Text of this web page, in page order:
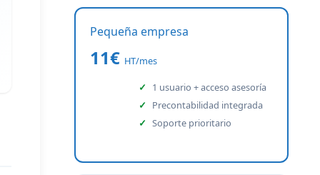
Pequeña empresa
11€ HT/mes
1 usuario + acceso asesoría
Precontabilidad integrada
Soporte prioritario